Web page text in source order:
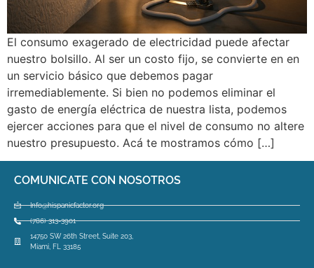
El consumo exagerado de electricidad puede afectar
nuestro bolsillo. Al ser un costo fijo, se convierte en en
un servicio básico que debemos pagar
irremediablemente. Si bien no podemos eliminar el
gasto de energía eléctrica de nuestra lista, podemos
ejercer acciones para que el nivel de consumo no altere
nuestro presupuesto. Acá te mostramos cómo […]
COMUNICATE CON NOSOTROS
Info@hispanicfactor.org
(786) 313-3901
14750 SW 26th Street, Suite 203,
Miami, FL 33185